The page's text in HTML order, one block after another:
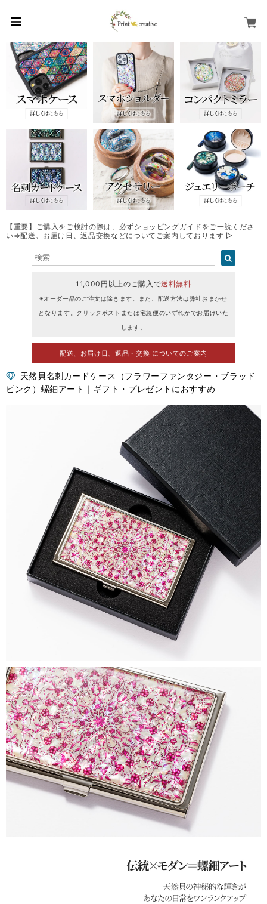
【重要】ご購入をご検討の際は、必ずショッピングガイドをご一読くださ
い⇒配送、お届け日、返品交換などについてご案内しております ▷
11,000円以上のご購入で送料無料
※オーダー品のご注文は除きます。また、配送方法は弊社おまかせ
となります。クリックポストまたは宅急便のいずれかでお届けいた
します。
配送、お届け日、返品・交換 についてのご案内
天然貝名刺カードケース（フラワーファンタジー・ブラッド
ピンク）螺鈿アート｜ギフト・プレゼントにおすすめ